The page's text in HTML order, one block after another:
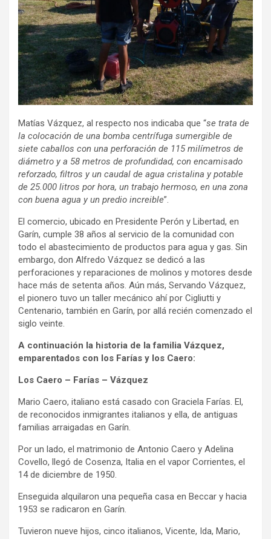
Matías Vázquez, al respecto nos indicaba que “se trata de
la colocación de una bomba centrífuga sumergible de
siete caballos con una perforación de 115 milímetros de
diámetro y a 58 metros de profundidad, con encamisado
reforzado, filtros y un caudal de agua cristalina y potable
de 25.000 litros por hora, un trabajo hermoso, en una zona
con buena agua y un predio increible”.
El comercio, ubicado en Presidente Perón y Libertad, en
Garín, cumple 38 años al servicio de la comunidad con
todo el abastecimiento de productos para agua y gas. Sin
embargo, don Alfredo Vázquez se dedicó a las
perforaciones y reparaciones de molinos y motores desde
hace más de setenta años. Aún más, Servando Vázquez,
el pionero tuvo un taller mecánico ahí por Cigliutti y
Centenario, también en Garín, por allá recién comenzado el
siglo veinte.
A continuación la historia de la familia Vázquez,
emparentados con los Farías y los Caero:
Los Caero – Farías – Vázquez
Mario Caero, italiano está casado con Graciela Farías. El,
de reconocidos inmigrantes italianos y ella, de antiguas
familias arraigadas en Garín.
Por un lado, el matrimonio de Antonio Caero y Adelina
Covello, llegó de Cosenza, Italia en el vapor Corrientes, el
14 de diciembre de 1950.
Enseguida alquilaron una pequeña casa en Beccar y hacia
1953 se radicaron en Garín.
Tuvieron nueve hijos, cinco italianos, Vicente, Ida, Mario,